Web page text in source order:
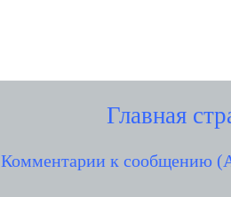
Главная
Комментарии к сообщению